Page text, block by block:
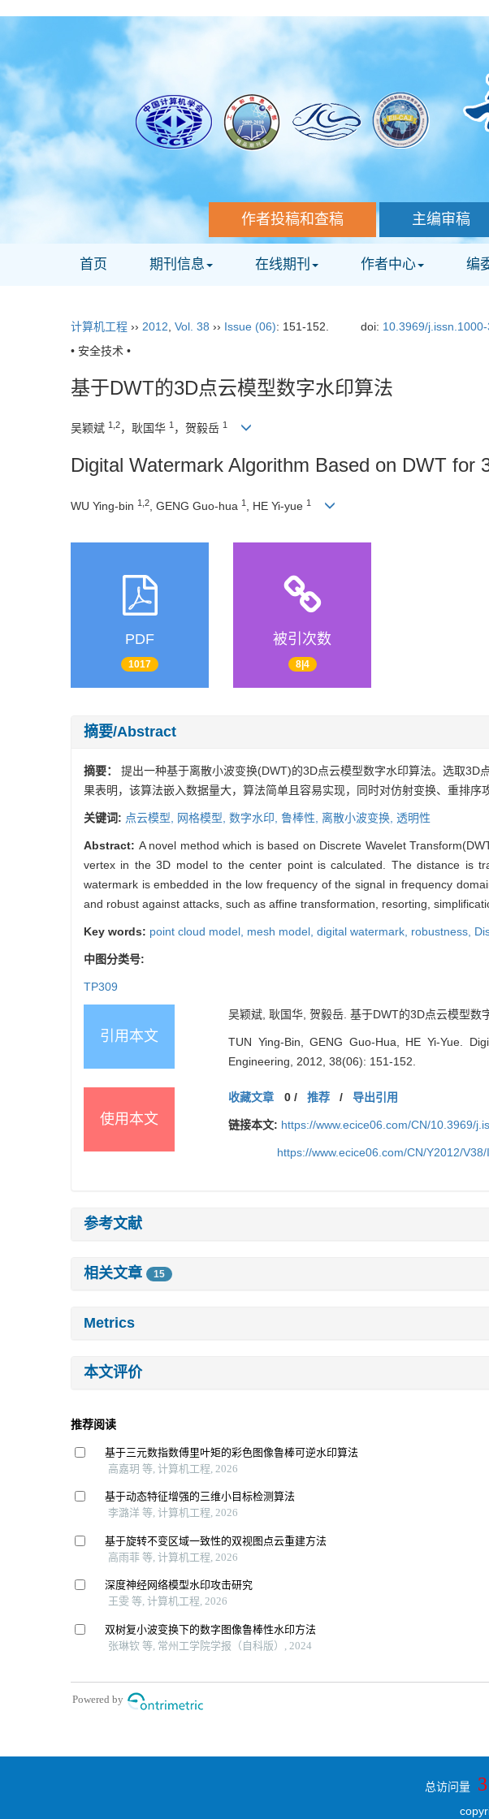
作者投稿和查稿 主编审稿
首页 期刊信息 在线期刊 作者中心 编
计算机工程 ›› 2012 Vol. 38 ›› Issue (06): 151-152. doi: 10.3969/
• 安全技术 •
基于DWT的3D点云模型数字水印算法
吴颖斌 1,2，耿国华 1 ，贺毅岳 1
Digital Watermark Algorithm Based on DWT for
WU Ying-bin 1,2 , GENG Guo-hua 1 , HE Yi-yue 1
PDF
1017
被引次数
8|4
摘要/Abstract
摘要： 提出一种基于离散小波变换(DWT)的3D点云模型数字水印算法。选取
果表明，该算法嵌入数据量大，算法简单且容易实现，同时对仿射变换、重排序
关键词: 点云模型, 网格模型, 数字水印, 鲁棒性, 离散小波变换, 透明性
Abstract: A novel method which is based on Discrete Wavelet
vertex in the 3D model to the center point is calculated. The distance is
watermark is embedded in the low frequency of the signal in frequency
and robust against attacks, such as affine transformation, resorting,
Key words: point cloud model, mesh model, digital watermark, robustness,
中图分类号:
TP309
引用本文
吴颖斌, 耿国华, 贺毅岳. 基于DWT的3D点云模型
TUN Ying-Bin, GENG Guo-Hua, HE Yi-Yue.
Engineering, 2012, 38(06): 151-152.
使用本文
收藏文章 0/ 推荐 /导出引用
链接本文: https://www.ecice06.com/CN/10.3969/
https://www.ecice06.com/CN/Y2012/V38/
参考文献
相关文章 15
Metrics
本文评价
总访问量